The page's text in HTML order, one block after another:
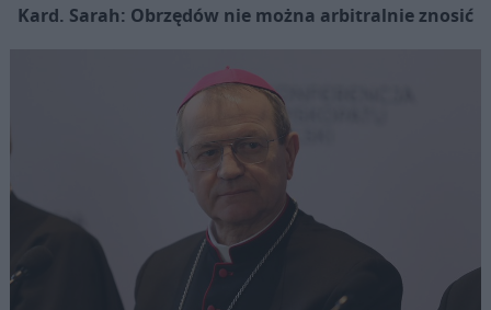
Kard. Sarah: Obrzędów nie można arbitralnie znosić